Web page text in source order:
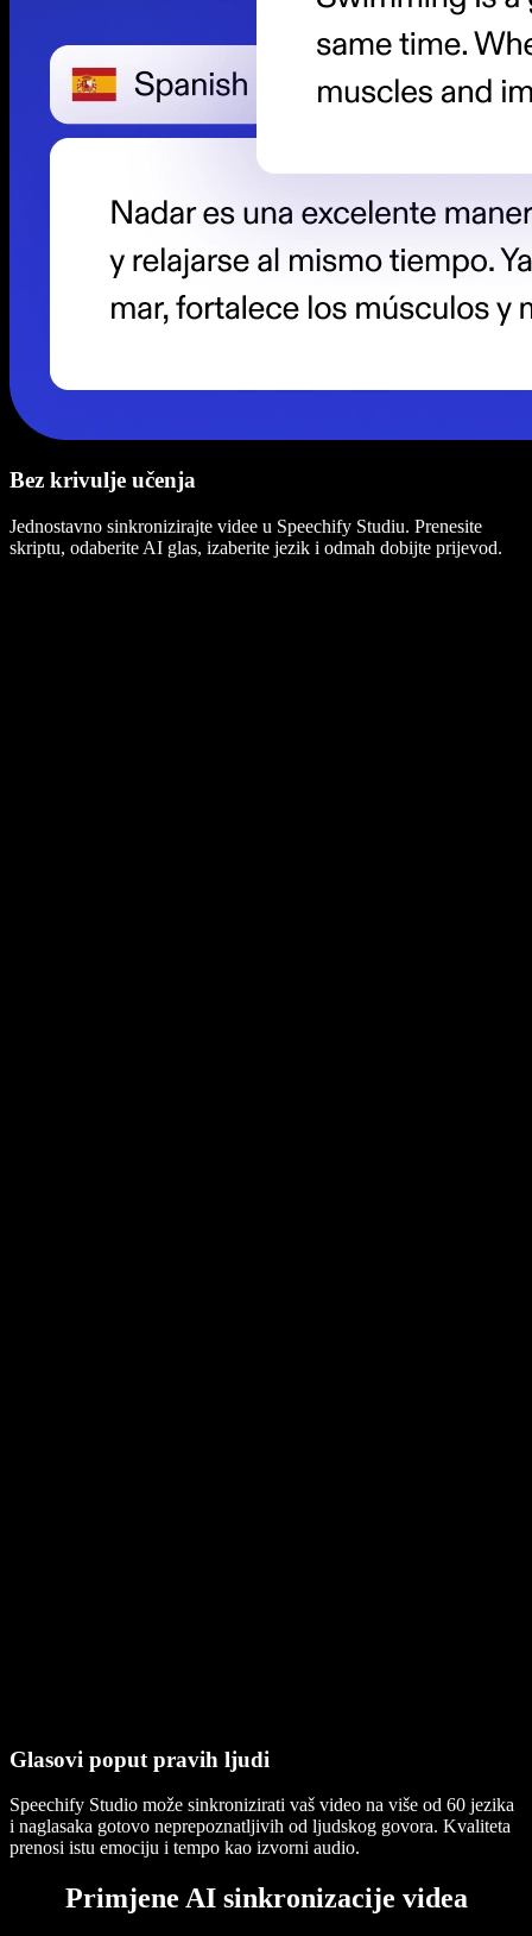
Bez krivulje učenja
Jednostavno sinkronizirajte videe u Speechify Studiu. Prenesite
skriptu, odaberite AI glas, izaberite jezik i odmah dobijte prijevod.
Glasovi poput pravih ljudi
Speechify Studio može sinkronizirati vaš video na više od 60 jezika
i naglasaka gotovo neprepoznatljivih od ljudskog govora. Kvaliteta
prenosi istu emociju i tempo kao izvorni audio.
Primjene AI sinkronizacije videa